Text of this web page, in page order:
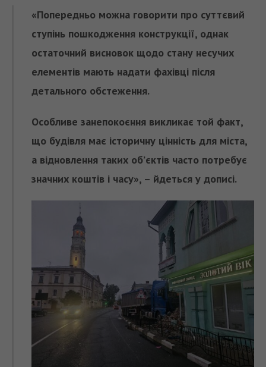
«Попередньо можна говорити про суттєвий
ступінь пошкодження конструкції, однак
остаточний висновок щодо стану несучих
елементів мають надати фахівці після
детального обстеження.
Особливе занепокоєння викликає той факт,
що будівля має історичну цінність для міста,
а відновлення таких об’єктів часто потребує
значних коштів і часу», – йдеться у дописі.